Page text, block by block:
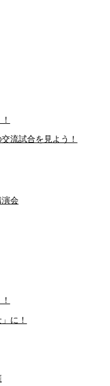
流試合を見よう！
演会
に！